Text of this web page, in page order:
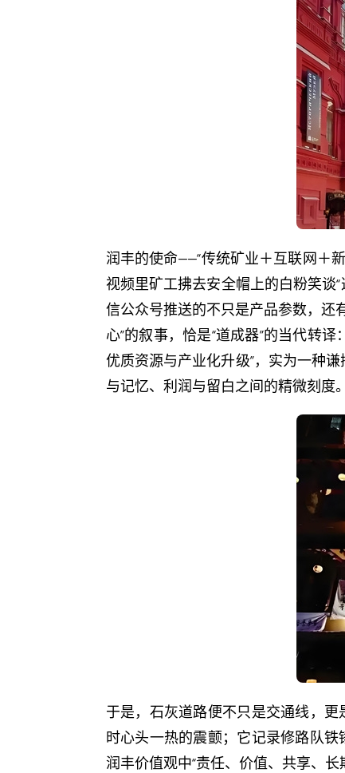
润丰的使命——“传统矿业＋互联网＋
视频里矿工拂去安全帽上的白粉笑谈
信公众号推送的不只是产品参数，还
心”的叙事，恰是“道成器”的当代转
优质资源与产业化升级”，实为一种
与记忆、利润与留白之间的精微刻度。
于是，石灰道路便不只是交通线，
时心头一热的震颤；它记录修路队
润丰价值观中“责任、价值、共享、